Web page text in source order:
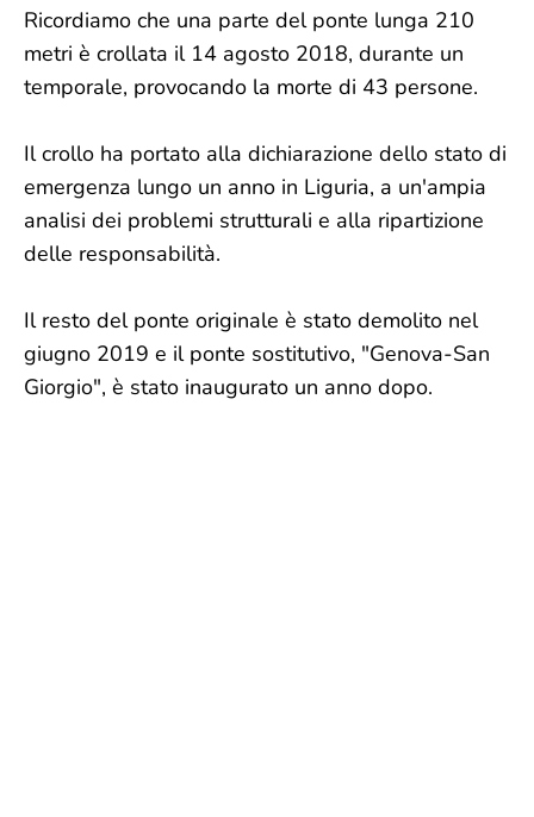
Ricordiamo che una parte del ponte lunga 210
metri è crollata il 14 agosto 2018, durante un
temporale, provocando la morte di 43 persone.
Il crollo ha portato alla dichiarazione dello stato di
emergenza lungo un anno in Liguria, a un'ampia
analisi dei problemi strutturali e alla ripartizione
delle responsabilità.
Il resto del ponte originale è stato demolito nel
giugno 2019 e il ponte sostitutivo, "Genova-San
Giorgio", è stato inaugurato un anno dopo.